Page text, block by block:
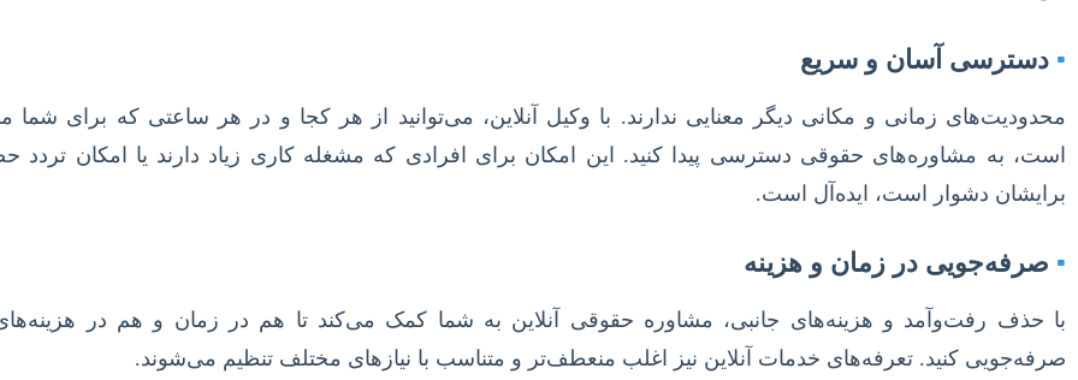
▪ دسترسی آسان و سریع
محدودیت‌های زمانی و مکانی دیگر معنایی ندارند. با وکیل آنلاین، می‌توانید از هر کجا و در هر ساعتی که برای شما
است، به مشاوره‌های حقوقی دسترسی پیدا کنید. این امکان برای افرادی که مشغله کاری زیاد دارند یا امکان تردد
برایشان دشوار است، ایده‌آل است.
▪ صرفه‌جویی در زمان و هزینه
با حذف رفت‌وآمد و هزینه‌های جانبی، مشاوره حقوقی آنلاین به شما کمک می‌کند تا هم در زمان و هم در
صرفه‌جویی کنید. تعرفه‌های خدمات آنلاین نیز اغلب منعطف‌تر و متناسب با نیازهای مختلف تنظیم می‌شوند.